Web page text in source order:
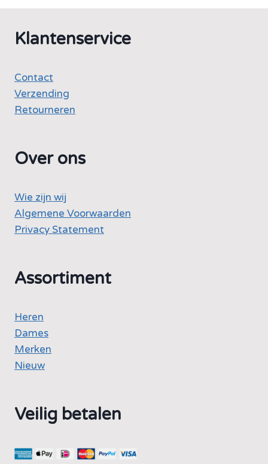
Klantenservice
Contact
Verzending
Retourneren
Over ons
Wie zijn wij
Algemene Voorwaarden
Privacy Statement
Assortiment
Heren
Dames
Merken
Nieuw
Veilig betalen